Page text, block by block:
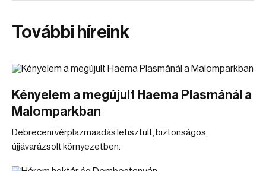
További híreink
Kényelem a megújult Haema Plasmánál a
Malomparkban
Debreceni vérplazmaadás letisztult, biztonságos,
újjávarázsolt környezetben.